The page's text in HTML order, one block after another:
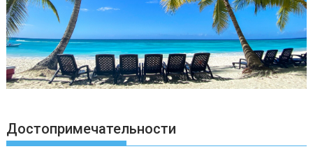
Достопримечательности